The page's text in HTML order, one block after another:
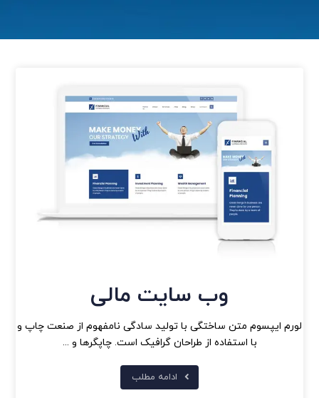
وب سایت مالی
لورم ایپسوم متن ساختگی با تولید سادگی نامفهوم از صنعت چاپ و
با استفاده از طراحان گرافیک است. چاپگرها و ...
ادامه مطلب